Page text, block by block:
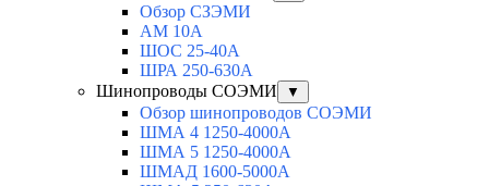
Обзор СЗЭМИ
АМ 10А
ШОС 25-40А
ШРА 250-630А
Шинопроводы СОЭМИ
▼
Обзор шинопроводов СОЭМИ
ШМА 4 1250-4000А
ШМА 5 1250-4000А
ШМАД 1600-5000А